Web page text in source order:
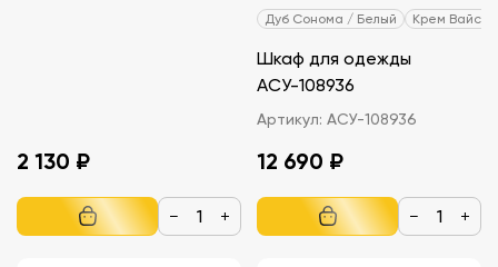
2 130 ₽
− +
Дуб Сонома / Белый Крем Вайсс
Шкаф для одежды
АСУ-108936
Артикул: АСУ-108936
12 690 ₽
− +